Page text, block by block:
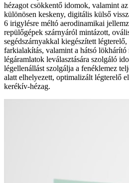
hézagot csökkentő idomok, valamint
különösen keskeny, digitális külső
6 irigylésre méltó aerodinamikai
repülőgépek szárnyáról mintázott,
segédszárnyakkal kiegészített
farkialakítás, valamint a hátsó
légáramlatok leválasztására szolgáló
légellenállást szolgálja a fenéklemez
alatt elhelyezett, optimalizált légterelő
kerékív-hézag.